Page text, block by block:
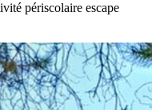
périscolaire escape